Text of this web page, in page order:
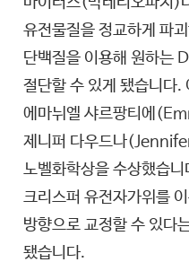
유전물질을 정교하게 파
단백질을 이용해 원하는
절단할 수 있게 됐습니다.
에마뉘엘 샤르팡티에
제니퍼 다우드나
노벨화학상을 수상했습
크리스퍼 유전자가위를
방향으로 교정할 수 있다
됐습니다.